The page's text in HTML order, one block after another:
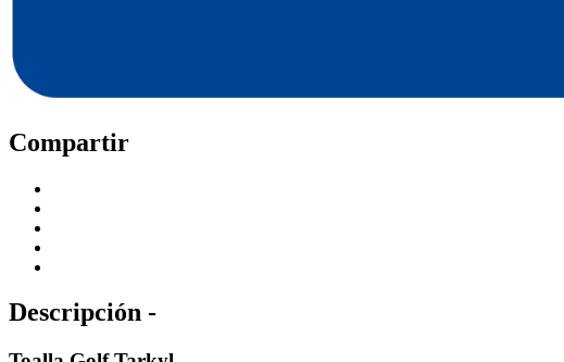
Compartir
Descripción -